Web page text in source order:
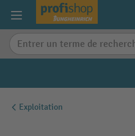
content
Exploitation